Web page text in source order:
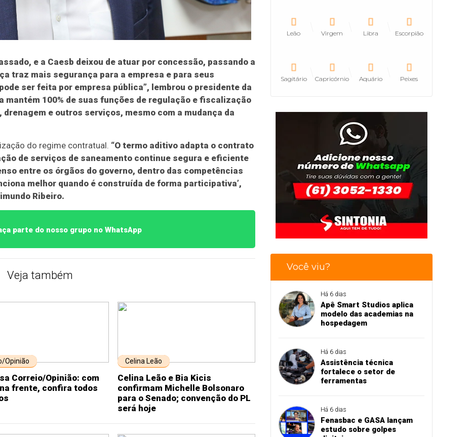
e a Caesb deixou de atuar por concessão, passando a
traz mais segurança para a empresa e para seus
ser feita por empresa pública”, lembrou o presidente da
mantém 100% de suas funções de regulação e fiscalização
e outros serviços, mesmo com a mudança da
do regime contratual. “O termo aditivo adapta o contrato
de serviços de saneamento continue segura e eficiente
entre os órgãos do governo, dentro das competências
melhor quando é construída de forma participativa’,
Ribeiro.
parte do nosso grupo no WhatsApp
Veja também
Opinião
Correio/Opinião: com
frente, confira todos
Celina Leão
Celina Leão e Bia Kicis
confirmam Michelle Bolsonaro
para o Senado; convenção do PL
será hoje
Leão Virgem Libra Escorpião
Sagitário Capricórnio Aquário Peixes
Você viu?
Há 6 dias
Apê Smart Studios aplica
modelo das academias na
hospedagem
Há 6 dias
Assistência técnica
fortalece o setor de
ferramentas
Há 6 dias
Fenasbac e GASA lançam
estudo sobre golpes